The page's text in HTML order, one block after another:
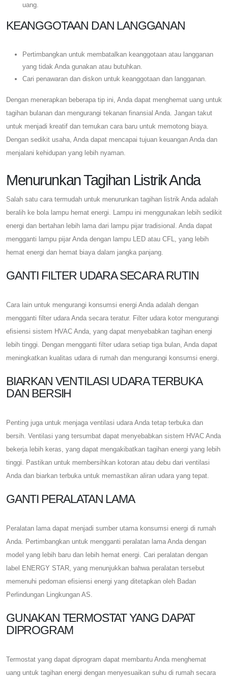
uang.
KEANGGOTAAN DAN LANGGANAN
Pertimbangkan untuk membatalkan keanggotaan atau langganan
yang tidak Anda gunakan atau butuhkan.
Cari penawaran dan diskon untuk keanggotaan dan langganan.
Dengan menerapkan beberapa tip ini, Anda dapat menghemat uang untuk
tagihan bulanan dan mengurangi tekanan finansial Anda. Jangan takut
untuk menjadi kreatif dan temukan cara baru untuk memotong biaya.
Dengan sedikit usaha, Anda dapat mencapai tujuan keuangan Anda dan
menjalani kehidupan yang lebih nyaman.
Menurunkan Tagihan Listrik Anda
Salah satu cara termudah untuk menurunkan tagihan listrik Anda adalah
beralih ke bola lampu hemat energi. Lampu ini menggunakan lebih sedikit
energi dan bertahan lebih lama dari lampu pijar tradisional. Anda dapat
mengganti lampu pijar Anda dengan lampu LED atau CFL, yang lebih
hemat energi dan hemat biaya dalam jangka panjang.
GANTI FILTER UDARA SECARA RUTIN
Cara lain untuk mengurangi konsumsi energi Anda adalah dengan
mengganti filter udara Anda secara teratur. Filter udara kotor mengurangi
efisiensi sistem HVAC Anda, yang dapat menyebabkan tagihan energi
lebih tinggi. Dengan mengganti filter udara setiap tiga bulan, Anda dapat
meningkatkan kualitas udara di rumah dan mengurangi konsumsi energi.
BIARKAN VENTILASI UDARA TERBUKA
DAN BERSIH
Penting juga untuk menjaga ventilasi udara Anda tetap terbuka dan
bersih. Ventilasi yang tersumbat dapat menyebabkan sistem HVAC Anda
bekerja lebih keras, yang dapat mengakibatkan tagihan energi yang lebih
tinggi. Pastikan untuk membersihkan kotoran atau debu dari ventilasi
Anda dan biarkan terbuka untuk memastikan aliran udara yang tepat.
GANTI PERALATAN LAMA
Peralatan lama dapat menjadi sumber utama konsumsi energi di rumah
Anda. Pertimbangkan untuk mengganti peralatan lama Anda dengan
model yang lebih baru dan lebih hemat energi. Cari peralatan dengan
label ENERGY STAR, yang menunjukkan bahwa peralatan tersebut
memenuhi pedoman efisiensi energi yang ditetapkan oleh Badan
Perlindungan Lingkungan AS.
GUNAKAN TERMOSTAT YANG DAPAT
DIPROGRAM
Termostat yang dapat diprogram dapat membantu Anda menghemat
uang untuk tagihan energi dengan menyesuaikan suhu di rumah secara